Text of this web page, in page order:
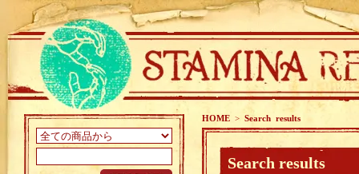
HOME > Search results
Search results